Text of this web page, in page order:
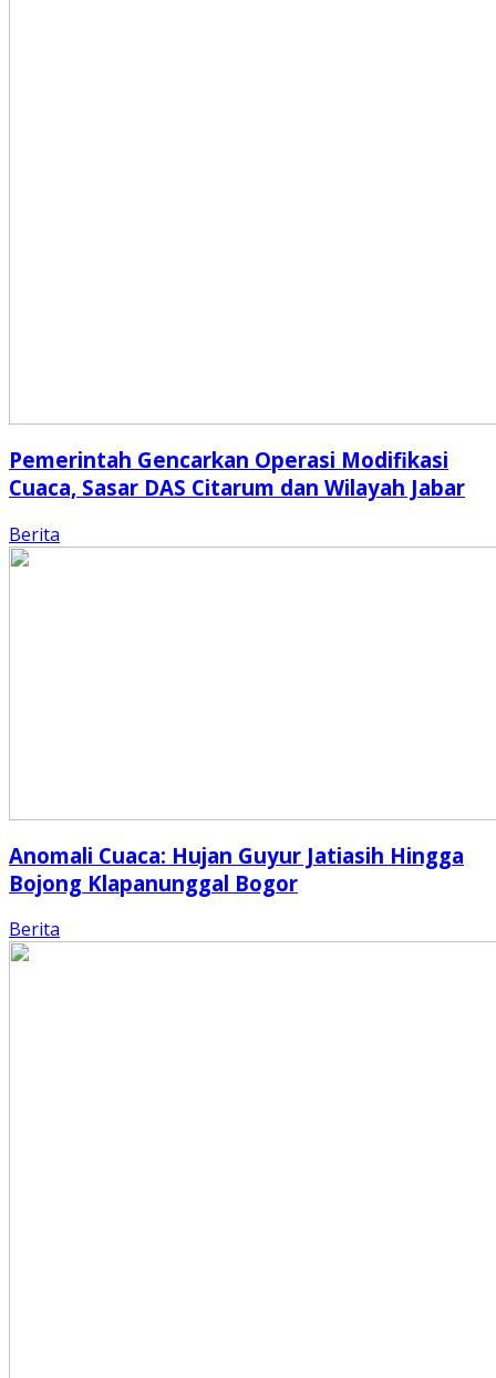
Pemerintah Gencarkan Operasi Modifikasi
Cuaca, Sasar DAS Citarum dan Wilayah Jabar
Berita
Anomali Cuaca: Hujan Guyur Jatiasih Hingga
Bojong Klapanunggal Bogor
Berita